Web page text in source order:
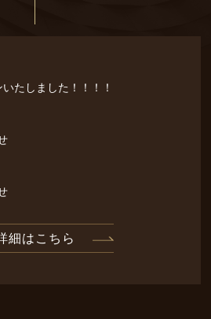
たしました！！！！
細はこちら